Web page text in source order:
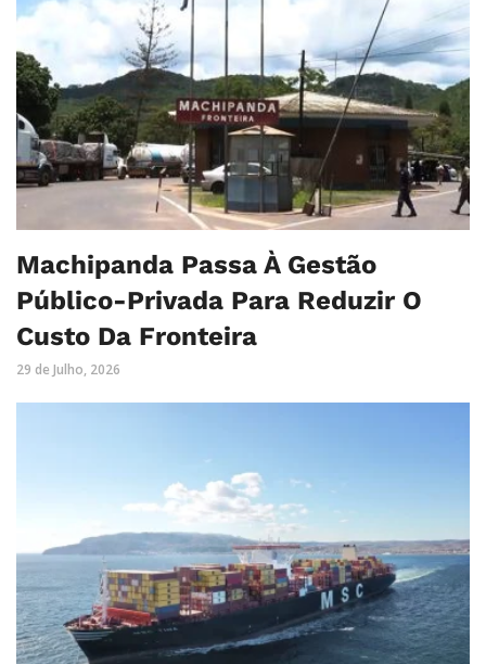
Machipanda Passa À Gestão
Público-Privada Para Reduzir O
Custo Da Fronteira
29 de Julho, 2026